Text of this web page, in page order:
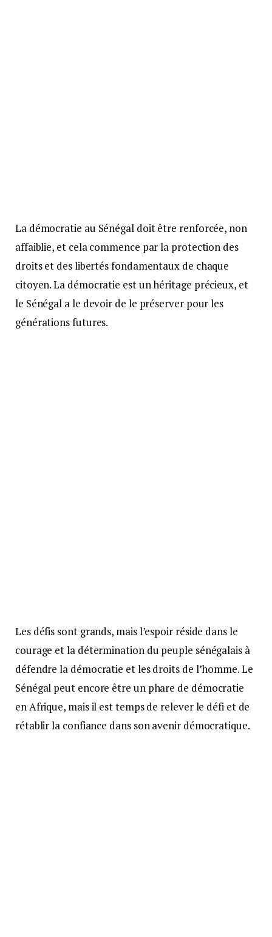
La démocratie au Sénégal doit être renforcée, non
affaiblie, et cela commence par la protection des
droits et des libertés fondamentaux de chaque
citoyen. La démocratie est un héritage précieux, et
le Sénégal a le devoir de le préserver pour les
générations futures.
Les défis sont grands, mais l’espoir réside dans le
courage et la détermination du peuple sénégalais à
défendre la démocratie et les droits de l’homme. Le
Sénégal peut encore être un phare de démocratie
en Afrique, mais il est temps de relever le défi et de
rétablir la confiance dans son avenir démocratique.